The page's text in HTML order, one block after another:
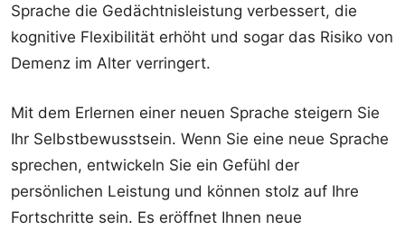
Sprache die Gedächtnisleistung verbessert, die
kognitive Flexibilität erhöht und sogar das Risiko von
Demenz im Alter verringert.
Mit dem Erlernen einer neuen Sprache steigern Sie
Ihr Selbstbewusstsein. Wenn Sie eine neue Sprache
sprechen, entwickeln Sie ein Gefühl der
persönlichen Leistung und können stolz auf Ihre
Fortschritte sein. Es eröffnet Ihnen neue